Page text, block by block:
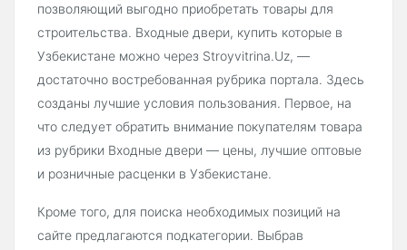
позволяющий выгодно приобретать товары для
строительства. Входные двери, купить которые в
Узбекистане можно через Stroyvitrina.Uz, —
достаточно востребованная рубрика портала. Здесь
созданы лучшие условия пользования. Первое, на
что следует обратить внимание покупателям товара
из рубрики Входные двери — цены, лучшие оптовые
и розничные расценки в Узбекистане.
Кроме того, для поиска необходимых позиций на
сайте предлагаются подкатегории. Выбрав